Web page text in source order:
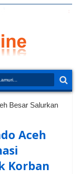
Besar Salurkan
Aceh
Korban